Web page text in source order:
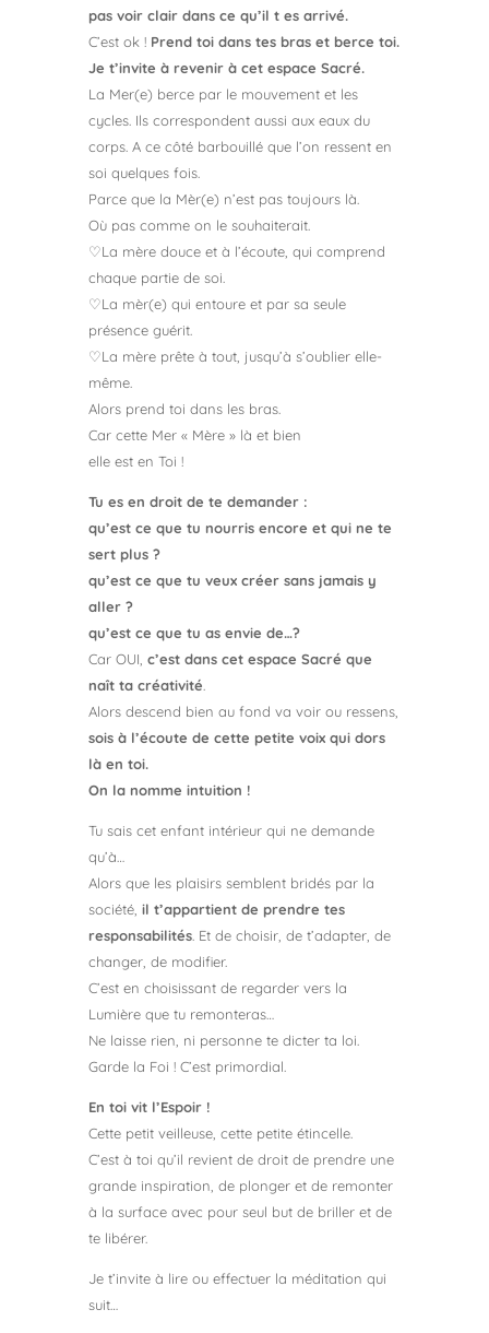
pas voir clair dans ce qu’il t es arrivé.
C’est ok ! Prend toi dans tes bras et berce toi.
Je t’invite à revenir à cet espace Sacré.
La Mer(e) berce par le mouvement et les
cycles. Ils correspondent aussi aux eaux du
corps. A ce côté barbouillé que l’on ressent en
soi quelques fois.
Parce que la Mèr(e) n’est pas toujours là.
Où pas comme on le souhaiterait.
♡La mère douce et à l’écoute, qui comprend
chaque partie de soi.
♡La mèr(e) qui entoure et par sa seule
présence guérit.
♡La mère prête à tout, jusqu’à s’oublier elle-
même.
Alors prend toi dans les bras.
Car cette Mer « Mère » là et bien
elle est en Toi !
Tu es en droit de te demander :
qu’est ce que tu nourris encore et qui ne te
sert plus ?
qu’est ce que tu veux créer sans jamais y
aller ?
qu’est ce que tu as envie de…?
Car OUI, c’est dans cet espace Sacré que
naît ta créativité.
Alors descend bien au fond va voir ou ressens,
sois à l’écoute de cette petite voix qui dors
là en toi.
On la nomme intuition !
Tu sais cet enfant intérieur qui ne demande
qu’à…
Alors que les plaisirs semblent bridés par la
société, il t’appartient de prendre tes
responsabilités. Et de choisir, de t’adapter, de
changer, de modifier.
C’est en choisissant de regarder vers la
Lumière que tu remonteras…
Ne laisse rien, ni personne te dicter ta loi.
Garde la Foi ! C’est primordial.
En toi vit l’Espoir !
Cette petit veilleuse, cette petite étincelle.
C’est à toi qu’il revient de droit de prendre une
grande inspiration, de plonger et de remonter
à la surface avec pour seul but de briller et de
te libérer.
Je t’invite à lire ou effectuer la méditation qui
suit…